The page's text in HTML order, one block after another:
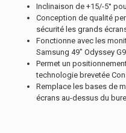
Inclinaison de +15/-5°
Conception de qualité
sécurité les grands
Fonctionne avec les
Samsung 49" Odyssey G9
Permet un
technologie brevetée
Remplace les bases de
écrans au-dessus du